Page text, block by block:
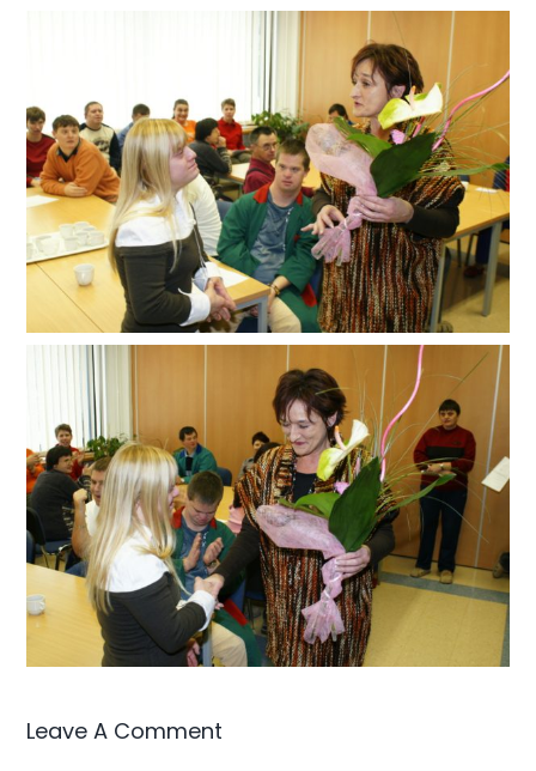
Leave A Comment